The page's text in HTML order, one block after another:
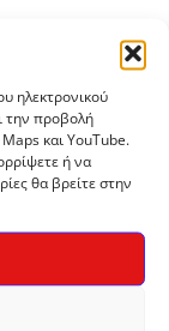
ηλεκτρονικού
την προβολή
και YouTube.
ή να
θα βρείτε στην